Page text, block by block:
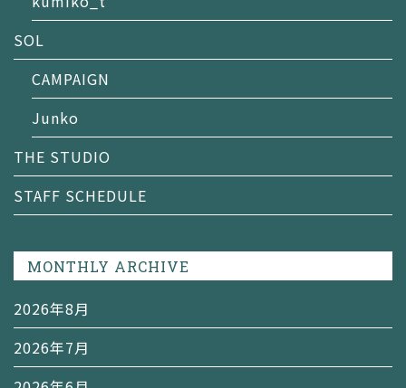
SOL
CAMPAIGN
Junko
THE STUDIO
STAFF SCHEDULE
MONTHLY ARCHIVE
2026年8月
2026年7月